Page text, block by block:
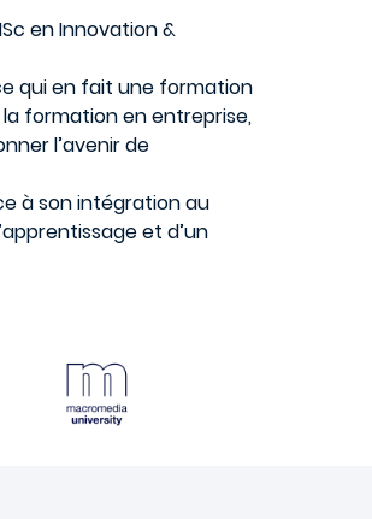
en Innovation &
qui en fait une formation
formation en entreprise,
l’avenir de
à son intégration au
et d’un